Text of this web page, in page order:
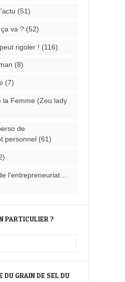
(51)
va ?(52)
rigoler ! (116)
(8)
(7)
la Femme (Zeu lady
de
personnel(61)
l'entrepreneuriat…
PARTICULIER ?
DU GRAIN DE SEL DU